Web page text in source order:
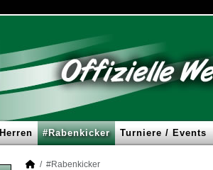
Herren #Rabenkicker Turniere / Events
#Rabenkicker